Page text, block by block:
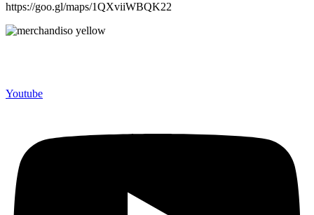
https://goo.gl/maps/1QXviiWBQK22
Youtube